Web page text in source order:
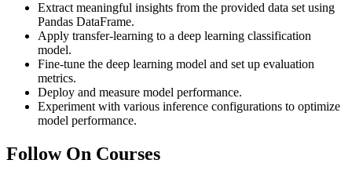
Extract meaningful insights from the provided data set using
Pandas DataFrame.
Apply transfer-learning to a deep learning classification
model.
Fine-tune the deep learning model and set up evaluation
metrics.
Deploy and measure model performance.
Experiment with various inference configurations to optimize
model performance.
Follow On Courses